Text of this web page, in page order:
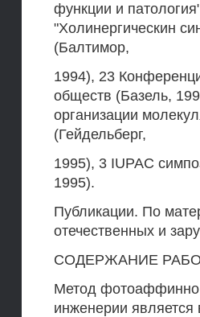
функции и
"Холинергическин
(Балтимор,
1994), 23
обществ (Базель,
организации
(Гейдельберг,
1995), 3 IUPAC
1995).
Публикации. По
отечественных и
СОДЕРЖАНИЕ
Метод
инженерии